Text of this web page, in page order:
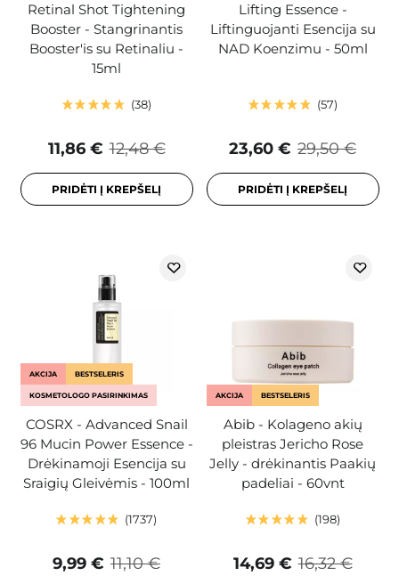
Retinal Shot Tightening
Booster - Stangrinantis
Booster'is su Retinaliu -
15ml
38
12,48 €
11,86 €
PRIDĖTI Į KREPŠELĮ
Lifting Essence -
Liftinguojanti Esencija su
NAD Koenzimu - 50ml
57
29,50 €
23,60 €
PRIDĖTI Į KREPŠELĮ
AKCIJA BESTSELERIS
KOSMETOLOGO PASIRINKIMAS
COSRX - Advanced Snail
96 Mucin Power Essence -
Drėkinamoji Esencija su
Sraigių Gleivėmis - 100ml
1737
11,10 €
9,99 €
AKCIJA BESTSELERIS
Abib - Kolageno akių
pleistras Jericho Rose
Jelly - drėkinantis Paakių
padeliai - 60vnt
198
16,32 €
14,69 €